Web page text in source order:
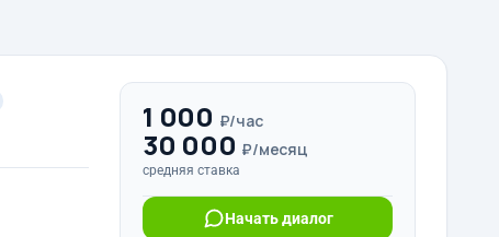
1 000 ₽/час
30 000 ₽/месяц
средняя ставка
Начать диалог